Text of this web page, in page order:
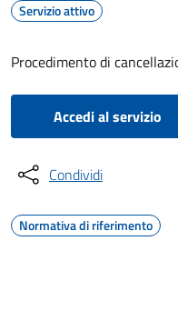
Servizio attivo
Procedimento di
Accedi al servizio
Condividi
Normativa di riferimento